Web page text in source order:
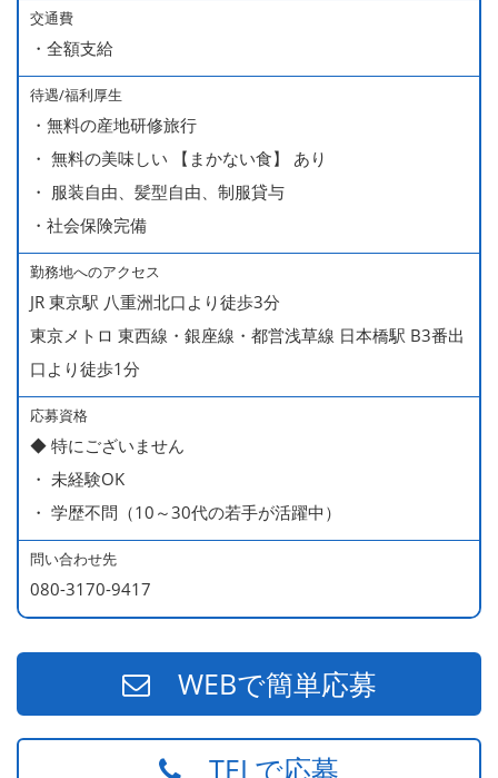
※上記月給には、一律支給のみなし残業手当（月65時間
分・10万円）を含んでいます。
■ 昇給（随時）
■ 賞与 年２回（夏・秋）約１ヶ月分
■ インセンティブ制度（月額約4万円～20万円）
＊店長・料理長候補・統括店長・統括料理長候補の場合
＜給与モデル＞
450万円／社員（20代・入社1年目・入籍予定のパートナ
ー持ち）
490万円／店長代理（20代・入社2年目・入社後に結婚。
ラブラブな新婚さん）
540万円／店長（20代・入社3年目・ 育休取得して、更に
やる気MAXの2児のお父さん）
670万円／統括店長（30代・入社7年目・中学生の長男筆
頭に3人の子供を持つ一家の大黒柱）
交通費
・全額支給
待遇/福利厚生
・無料の産地研修旅行
・ 無料の美味しい 【まかない食】 あり
・ 服装自由、髪型自由、制服貸与
・社会保険完備
勤務地へのアクセス
JR 東京駅 八重洲北口より徒歩3分
東京メトロ 東西線・銀座線・都営浅草線 日本橋駅 B3番出
口より徒歩1分
応募資格
◆ 特にございません
・ 未経験OK
・ 学歴不問（10～30代の若手が活躍中）
問い合わせ先
080-3170-9417
WEBで簡単応募
TELで応募